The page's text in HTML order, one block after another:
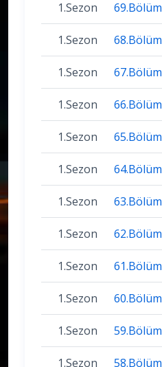
1.Sezon 69.Bölüm
1.Sezon 68.Bölüm
1.Sezon 67.Bölüm
1.Sezon 66.Bölüm
1.Sezon 65.Bölüm
1.Sezon 64.Bölüm
1.Sezon 63.Bölüm
1.Sezon 62.Bölüm
1.Sezon 61.Bölüm
1.Sezon 60.Bölüm
1.Sezon 59.Bölüm
1.Sezon 58.Bölüm